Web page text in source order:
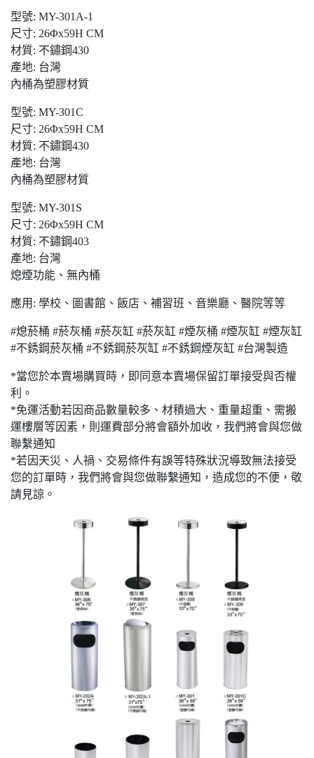
型號: MY-301A-1
尺寸: 26Φx59H CM
材質: 不鏽鋼430
產地: 台灣
內桶為塑膠材質
型號: MY-301C
尺寸: 26Φx59H CM
材質: 不鏽鋼430
產地: 台灣
內桶為塑膠材質
型號: MY-301S
尺寸: 26Φx59H CM
材質: 不鏽鋼403
產地: 台灣
熄煙功能、無內桶
應用: 學校、圖書館、飯店、補習班、音樂廳、醫院等等
#熄菸桶 #菸灰桶 #菸灰缸 #菸灰缸 #煙灰桶 #煙灰缸 #煙灰缸
#不銹鋼菸灰桶 #不銹鋼菸灰缸 #不銹鋼煙灰缸 #台灣製造
*當您於本賣場購買時，即同意本賣場保留訂單接受與否權
利。
*免運活動若因商品數量較多、材積過大、重量超重、需搬
運樓層等因素，則運費部分將會額外加收，我們將會與您做
聯繫通知
*若因天災、人禍、交易條件有誤等特殊狀況導致無法接受
您的訂單時，我們將會與您做聯繫通知，造成您的不便，敬
請見諒。